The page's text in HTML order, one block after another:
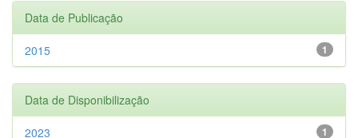
Data de Publicação
1
2015
Data de Disponibilização
1
2023